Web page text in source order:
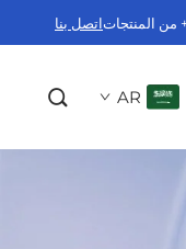
اتصل بنا
AR